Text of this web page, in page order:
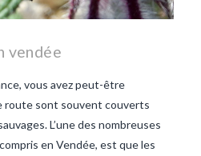
vendée
vous avez peut-être
route sont souvent couverts
L’une des nombreuses
en Vendée, est que les